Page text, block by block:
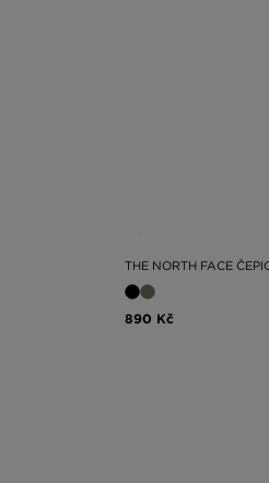
THE NORTH FACE
890 Kč